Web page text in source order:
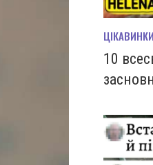
ЦІКАВИНКИ
10